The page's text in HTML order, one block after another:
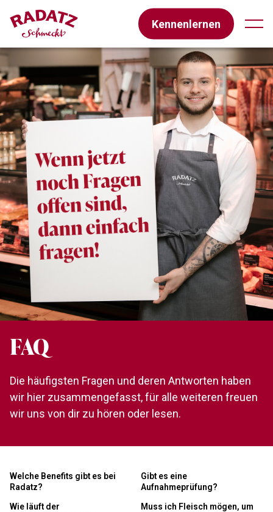
Kennenlernen
FAQ
Die häufigsten Fragen und deren Antworten haben
wir hier zusammengefasst, für alle weiteren freuen
wir uns von dir zu hören oder lesen.
Welche Benefits gibt es bei
Radatz?
Gibt es eine
Aufnahmeprüfung?
Wie läuft der
Muss ich Fleisch mögen, um